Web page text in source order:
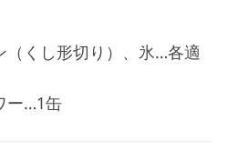
（くし形切り）、氷…各適
ー…1缶